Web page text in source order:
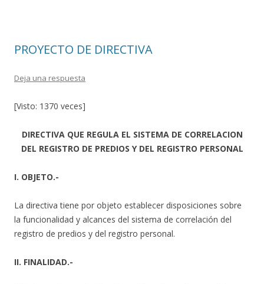
k r
PROYECTO DE DIRECTIVA
Deja una respuesta
[Visto: 1370 veces]
DIRECTIVA QUE REGULA EL SISTEMA DE CORRELACION
DEL REGISTRO DE PREDIOS Y DEL REGISTRO PERSONAL
I. OBJETO.-
La directiva tiene por objeto establecer disposiciones sobre
la funcionalidad y alcances del sistema de correlación del
registro de predios y del registro personal.
II. FINALIDAD.-